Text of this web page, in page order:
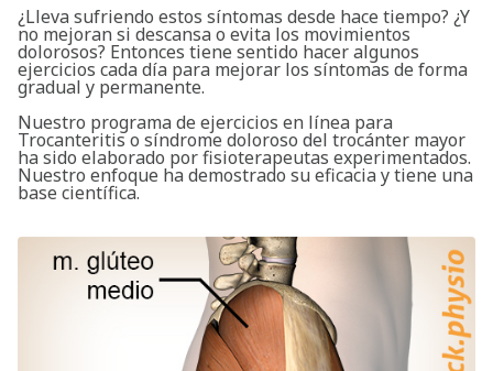
¿Lleva sufriendo estos síntomas desde hace tiempo? ¿Y
no mejoran si descansa o evita los movimientos
dolorosos? Entonces tiene sentido hacer algunos
ejercicios cada día para mejorar los síntomas de forma
gradual y permanente.
Nuestro programa de ejercicios en línea para
Trocanteritis o síndrome doloroso del trocánter mayor
ha sido elaborado por fisioterapeutas experimentados.
Nuestro enfoque ha demostrado su eficacia y tiene una
base científica.